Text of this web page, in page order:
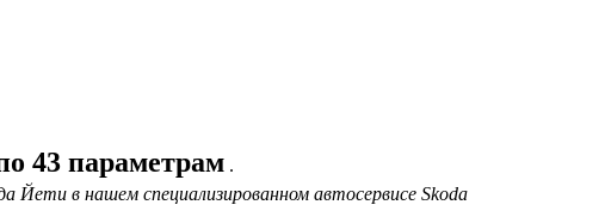
43 параметрам .
Йети в нашем специализированном автосервисе Skoda